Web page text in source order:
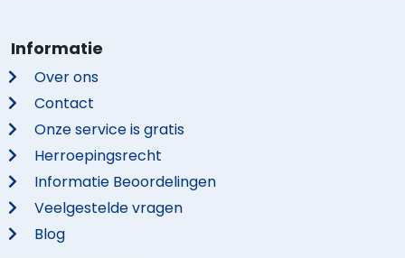
Informatie
Over ons
Contact
Onze service is gratis
Herroepingsrecht
Informatie Beoordelingen
Veelgestelde vragen
Blog